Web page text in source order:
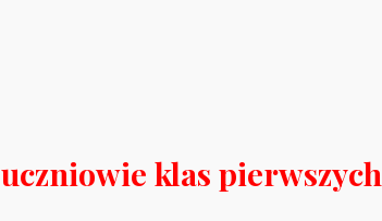
uczniowie klas pierwszych